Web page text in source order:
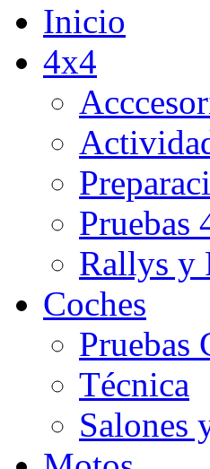
Inicio
4x4
Pruebas
Rallys y
Coches
Pruebas
Técnica
Salones